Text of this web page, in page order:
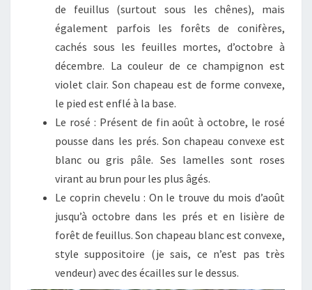
de feuillus (surtout sous les chênes), mais
également parfois les forêts de conifères,
cachés sous les feuilles mortes, d’octobre à
décembre. La couleur de ce champignon est
violet clair. Son chapeau est de forme convexe,
le pied est enflé à la base.
Le rosé : Présent de fin août à octobre, le rosé
pousse dans les prés. Son chapeau convexe est
blanc ou gris pâle. Ses lamelles sont roses
virant au brun pour les plus âgés.
Le coprin chevelu : On le trouve du mois d’août
jusqu’à octobre dans les prés et en lisière de
forêt de feuillus. Son chapeau blanc est convexe,
style suppositoire (je sais, ce n’est pas très
vendeur) avec des écailles sur le dessus.